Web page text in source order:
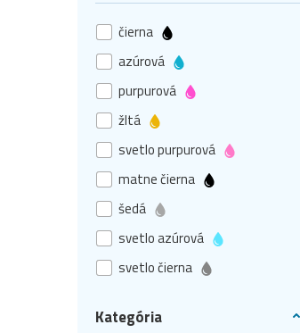
čierna
azúrová
purpurová
žltá
svetlo purpurová
matne čierna
šedá
svetlo azúrová
svetlo čierna
Kategória